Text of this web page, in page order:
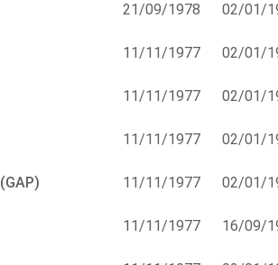
21/09/1978 02/01/
11/11/1977 02/01/
11/11/1977 02/01/
11/11/1977 02/01/
(GAP) 11/11/1977 02/01/
11/11/1977 16/09/